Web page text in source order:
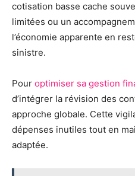
cotisation basse cache
limitées ou un
l’économie apparente en
sinistre.
Pour optimiser sa gestion
d’intégrer la révision des
approche globale. Cette
dépenses inutiles tout en
adaptée.